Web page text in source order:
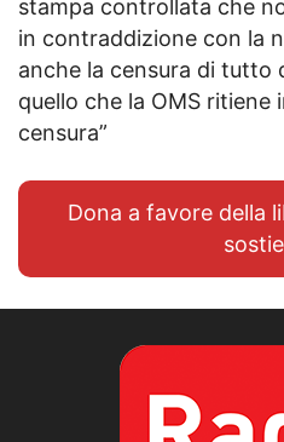
stampa controllata che
in contraddizione con la
anche la censura di tutto
quello che la OMS
censura”
Dona a favore della